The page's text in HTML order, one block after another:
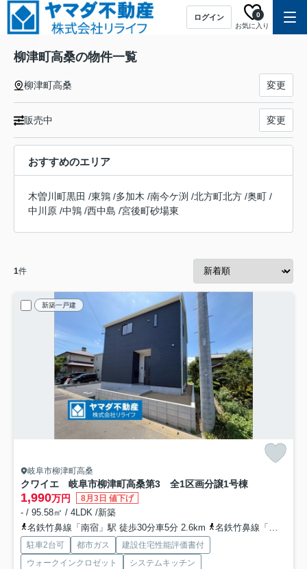
ログイン
お気に入り
0
柳津町高桑の物件一覧
柳津町高桑 変更
販売中 変更
おすすめのエリア
木曽川町黒田 /東鶉 /多加木 /南今ケ渕 /北方町北方 /奥町 /
中川原 /中鶉 /西中島 /宮後町砂場東
1件
新築一戸建
岐阜市柳津町高桑
クワイエ 岐阜市柳津町高桑第3 全1区画分譲1号棟
1,990万円 8月3日 値下げ
- / 95.58㎡ / 4LDK /新築
名鉄竹鼻線「南宿」駅 徒歩30分車5分 2.6km
名鉄竹鼻線「柳津」駅 バス14分 岐阜県岐阜市「高桑コミュニティ会館」 停歩5分
駐車2台可 都市ガス
建設住宅性能評価書付
ウォークインクロゼット
システムキッチン